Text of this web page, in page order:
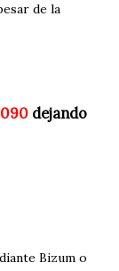
de la
dejando
Bizum o